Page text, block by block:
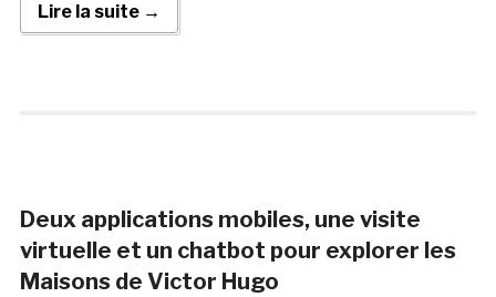
Lire la suite →
Deux applications mobiles, une visite
virtuelle et un chatbot pour explorer les
Maisons de Victor Hugo